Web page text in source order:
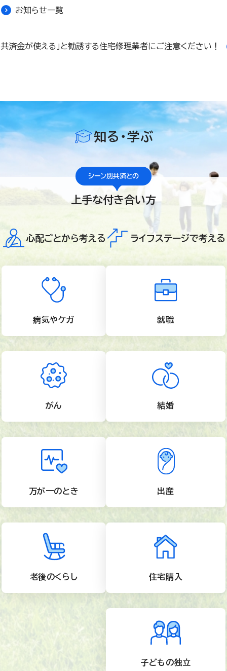
お知らせ一覧
共済金が使える」と勧誘する住宅修理業者にご注意ください！
知る・学ぶ
シーン別共済との
上手な付き合い方
心配ごとから考える
病気やケガ
がん
万が一のとき
老後のくらし
ライフステージで考える
就職
結婚
出産
住宅購入
子どもの独立